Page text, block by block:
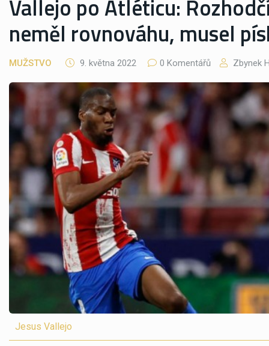
Vallejo po Atléticu:
neměl rovnováhu, musel
MUŽSTVO 9. května 2022 0 Komentářů Zbynek
Jesus Vallejo